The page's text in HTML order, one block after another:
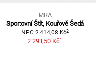
MRA
Sportovní Štít, Kouřově Šedá
NPC 2 414,08 Kč2
2 293,50 Kč1